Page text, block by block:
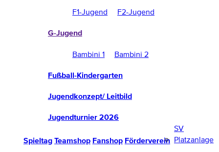
F1-Jugend F2-Jugend
G-Jugend
Bambini 1 Bambini 2
Fußball-Kindergarten
Jugendkonzept/ Leitbild
Jugendturnier 2026
Spieltag Teamshop Fanshop Förderverein
SV
Platzanlage